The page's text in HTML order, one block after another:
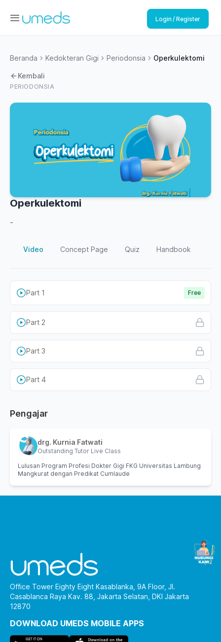
Login / Register
Beranda Kedokteran Gigi Periodonsia Operkulektomi
PERIODONSIA
Kembali
Operkulektomi
-
Video Concept Page Quiz Handbook
Part 1 Free
Part 2
Part 3
Part 4
Pengajar
drg. Kurnia Fatwati
Outstanding Tutor Live Class
Lulusan Program Profesi Dokter Gigi FKG Universitas Lambung
Mangkurat dengan Predikat Cumlaude
Office Tower Eighty Eight Kasablanka, 9A Floor, Jl.
Casablanca Raya Kav. 88, Jakarta Selatan, DKI Jakarta
12870
DOWNLOAD UMEDS MOBILE APPS